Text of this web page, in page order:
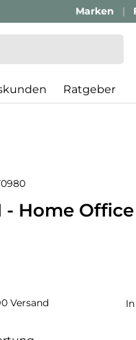
Marken
Ratgeber
- Home
Versand